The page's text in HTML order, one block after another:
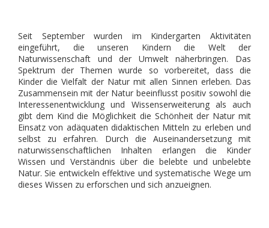
Seit September wurden im Kindergarten Aktivitäten
eingeführt, die unseren Kindern die Welt der
Naturwissenschaft und der Umwelt näherbringen. Das
Spektrum der Themen wurde so vorbereitet, dass die
Kinder die Vielfalt der Natur mit allen Sinnen erleben. Das
Zusammensein mit der Natur beeinflusst positiv sowohl die
Interessenentwicklung und Wissenserweiterung als auch
gibt dem Kind die Möglichkeit die Schönheit der Natur mit
Einsatz von adäquaten didaktischen Mitteln zu erleben und
selbst zu erfahren. Durch die Auseinandersetzung mit
naturwissenschaftlichen Inhalten erlangen die Kinder
Wissen und Verständnis über die belebte und unbelebte
Natur. Sie entwickeln effektive und systematische Wege um
dieses Wissen zu erforschen und sich anzueignen.